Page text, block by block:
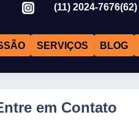
(11) 2024-7676(62)
SERVIÇOS BLOG
em Contato